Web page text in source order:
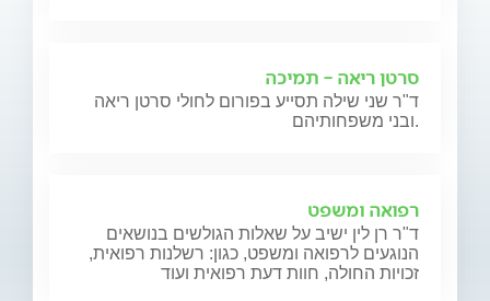
סרטן ריאה - תמיכה
ד"ר שני שילה תסייע בפורום לחולי סרטן ריאה
ובני משפחותיהם.
רפואה ומשפט
ד"ר רן לין ישיב על שאלות הגולשים בנושאים
הנוגעים לרפואה ומשפט, כגון: רשלנות רפואית,
זכויות החולה, חוות דעת רפואית ועוד